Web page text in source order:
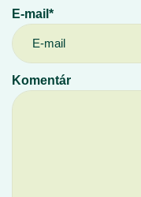
E-mail*
Komentár